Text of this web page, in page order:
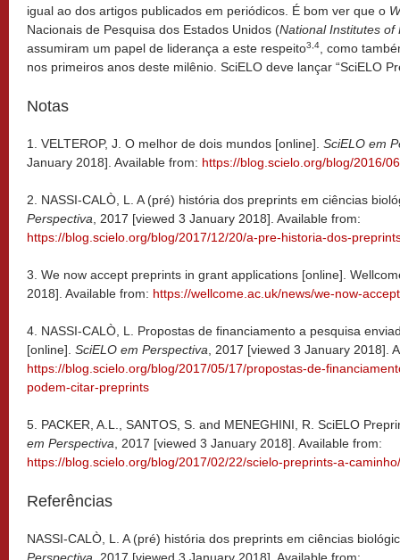
igual ao dos artigos publicados em periódicos. É bom ver que o
Nacionais de Pesquisa dos Estados Unidos (National Institutes of
assumiram um papel de liderança a este respeito3,4
, como
nos primeiros anos deste milênio. SciELO deve lançar “SciELO
Notas
1. VELTEROP, J. O melhor de dois mundos [online]. SciELO em
January 2018]. Available from: https://blog.scielo.org/blog/2016/
2. NASSI-CALÒ, L. A (pré) história dos preprints em ciências
Perspectiva , 2017 [viewed 3 January 2018]. Available from:
https://blog.scielo.org/blog/2017/12/20/a-pre-historia-dos-
3. We now accept preprints in grant applications [online].
2018]. Available from: https://wellcome.ac.uk/news/we-now-
4. NASSI-CALÒ, L. Propostas de financiamento a pesquisa
[online]. SciELO em Perspectiva , 2017 [viewed 3 January 2018].
https://blog.scielo.org/blog/2017/05/17/propostas-de-
podem-citar-preprints
5. PACKER, A.L., SANTOS, S. and MENEGHINI, R. SciELO
em Perspectiva , 2017 [viewed 3 January 2018]. Available from:
https://blog.scielo.org/blog/2017/02/22/scielo-preprints-a-caminho/
Referências
NASSI-CALÒ, L. A (pré) história dos preprints em ciências